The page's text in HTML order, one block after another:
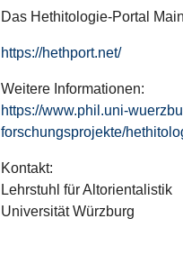
Das Hethitologie-Portal
https://hethport.net/
Weitere Informationen:
https://www.phil.uni-
forschungsprojekte/
Kontakt:
Lehrstuhl für Altorientalistik
Universität Würzburg